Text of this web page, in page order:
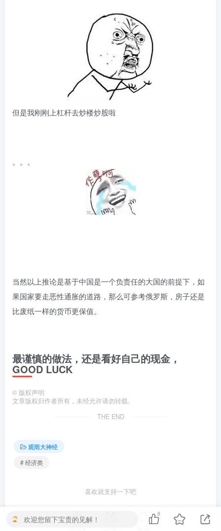
但是我刚刚上杠杆去炒楼炒股啦
。。。
当然以上推论是基于中国是一个负责任的大国的前提下，如
果国家要走恶性通胀的道路，那么可参考俄罗斯，房子还是
比废纸一样的货币更保值。
最谨慎的做法，还是看好自己的现金，
GOOD LUCK
© 版权声明
文章版权归作者所有，未经允许请勿转载。
THE END
观雨大神经
# 经济类
喜欢就支持一下吧
欢迎您留下宝贵的见解！
8